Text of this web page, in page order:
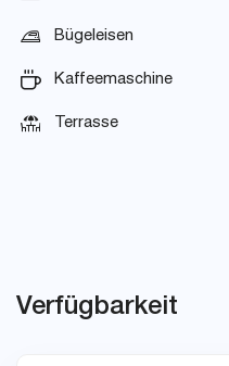
Bügeleisen
Kaffeemaschine
Terrasse
Verfügbarkeit